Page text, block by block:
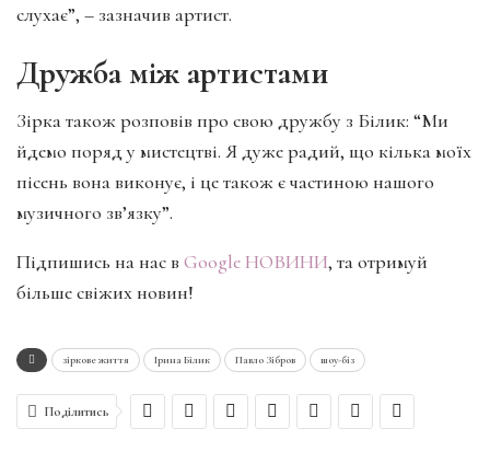
слухає”, – зазначив артист.
Дружба між артистами
Зірка також розповів про свою дружбу з Білик: “Ми
йдемо поряд у мистецтві. Я дуже радий, що кілька моїх
пісень вона виконує, і це також є частиною нашого
музичного зв’язку”.
Підпишись на нас в Google НОВИНИ, та отримуй
більше свіжих новин!
зіркове життя Ірина Білик Павло Зібров шоу-біз
Поділитись